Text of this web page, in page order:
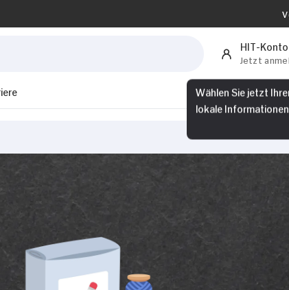
HIT-Konto
Jetzt
Wählen Sie jetzt
lokale